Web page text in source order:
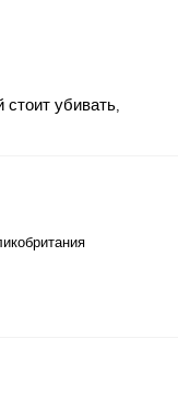
стоит убивать,